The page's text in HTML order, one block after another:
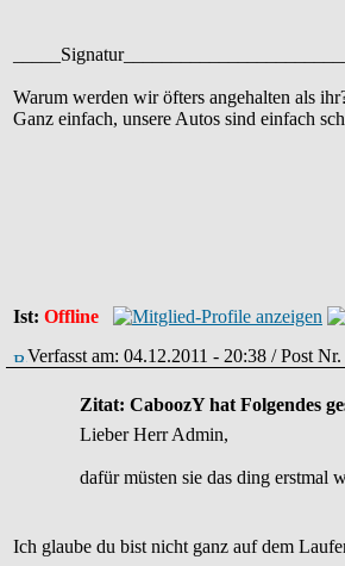
Warum werden wir öfters angehalten als
Ganz einfach, unsere Autos sind einfach
Ist: Offline
Verfasst am: 04.12.2011 - 20:38 / Post
Zitat: CaboozY hat Folgendes
Lieber Herr Admin,
dafür müsten sie das ding erstmal
Ich glaube du bist nicht ganz auf dem